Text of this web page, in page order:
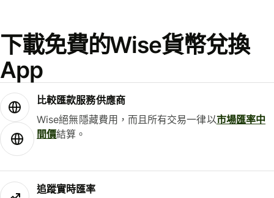
下載免費的Wise貨幣兌換
App
比較匯款服務供應商
Wise絕無隱藏費用，而且所有交易一律以市場匯率中
間價結算。
追蹤實時匯率